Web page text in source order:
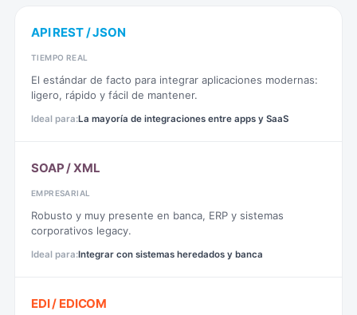
API REST / JSON
TIEMPO REAL
El estándar de facto para integrar aplicaciones modernas:
ligero, rápido y fácil de mantener.
La mayoría de integraciones entre apps y SaaS
SOAP / XML
EMPRESARIAL
Robusto y muy presente en banca, ERP y sistemas
corporativos legacy.
Integrar con sistemas heredados y banca
EDI / EDICOM